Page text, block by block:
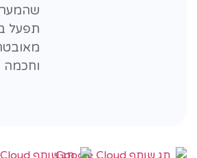
תפעל
וחכמה